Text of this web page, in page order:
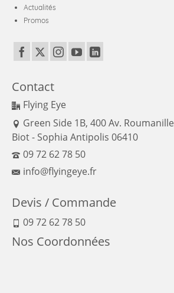
Actualités
Promos
Contact
Flying Eye
Green Side 1B, 400 Av. Roumanille
Biot - Sophia Antipolis 06410
09 72 62 78 50
info@flyingeye.fr
Devis / Commande
09 72 62 78 50
Nos Coordonnées